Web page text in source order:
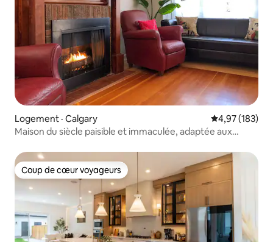
Logement · Calgary Note
4,97 (183)
Maison du siècle paisible et immaculée, adaptée aux
Coup de cœur voyageurs
Coup de cœur voyageurs